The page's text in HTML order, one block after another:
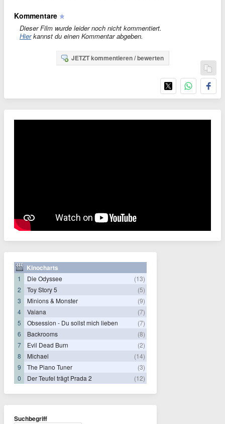
Kommentare
Dieser Film wurde leider noch nicht kommentiert.
Hierkannst du einen Kommentar abgeben.
JETZT kommentieren / bewerten
Kinocharts
1 Die Odyssee
(13)
2
Toy Story 5
(5)
3
Minions & Monster
(9)
4
Vaiana
(7)
5
Obsession - Du sollst mich lieben
(7)
6
Backrooms
(8)
7
Evil Dead Burn
(2)
8
Michael
(14)
9
The Piano Tuner
(3)
0
Der Teufel trägt Prada 2 (12)
Suchbegriff